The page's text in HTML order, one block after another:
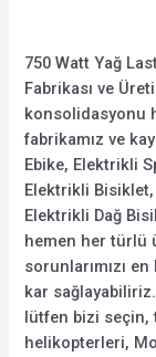
750 Watt Yağ
Fabrikası ve
konsolidasyonu
fabrikamız ve
Ebike, Elektrikli
Elektrikli Bisiklet,
Elektrikli Dağ
hemen her türlü
sorunlarımızı
kar
lütfen bizi seçin,
helikopterleri,